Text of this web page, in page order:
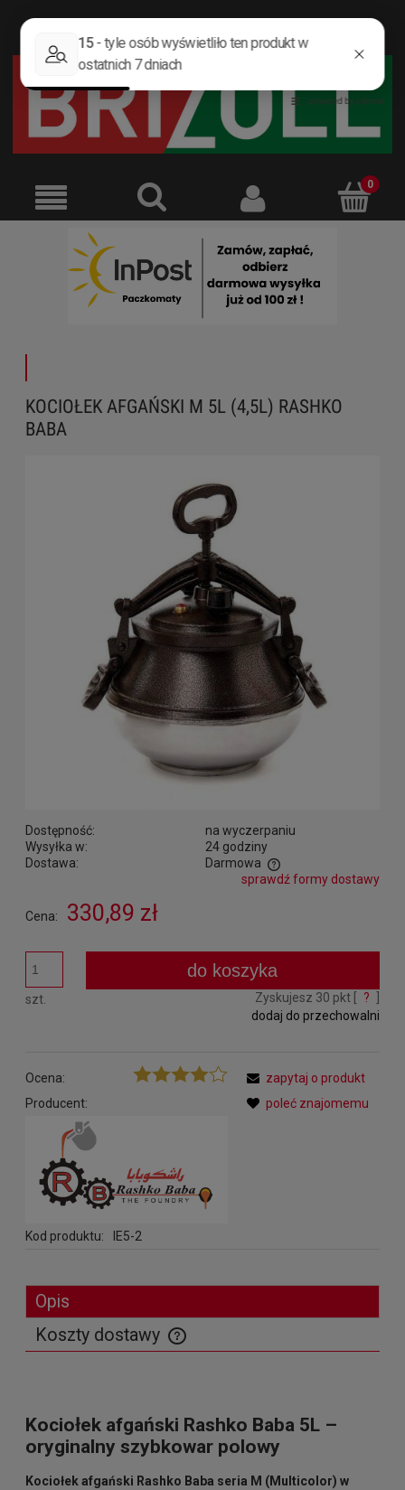
ZAREJESTRUJ SIĘ ZALOGUJ SIĘ
KOCIOŁEK AFGAŃSKI M 5L (4,5L) RASHKO
BABA
Dostępność:
na wyczerpaniu
Wysyłka w:
24 godziny
Dostawa:
Darmowa
Cena nie zawiera ewentualnych kosztów płatnościsprawdź formy dostawy
Cena: 330,89 zł
szt.
do koszyka
Zyskujesz 30 pkt [ ?
dodaj do przechowalni
Ocena:
Producent:
Kod produktu: IE5-2
zapytaj o produkt
poleć znajomemu
Opis
Koszty dostawy
Cena nie zawiera ewentualnych kosztów płatności
Kociołek afgański Rashko Baba 5L –
oryginalny szybkowar polowy
Kociołek afgański Rashko Baba seria M (Multicolor) w